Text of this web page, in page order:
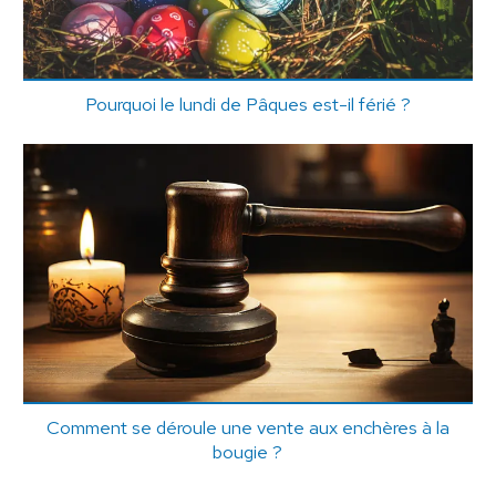
Pourquoi le lundi de Pâques est-il férié ?
Comment se déroule une vente aux enchères à la
bougie ?